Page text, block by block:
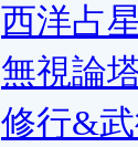
西洋占星
無視論
修行&